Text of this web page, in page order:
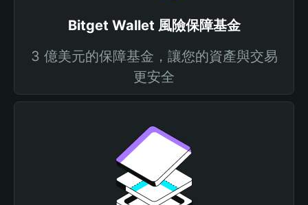
Bitget Wallet 風險保障基金
3 億美元的保障基金，讓您的資產與交易
更安全